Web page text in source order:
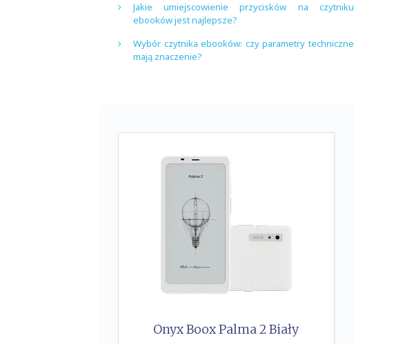
Jakie umiejscowienie przycisków na czytniku
ebooków jest najlepsze?
Wybór czytnika ebooków: czy parametry techniczne
mają znaczenie?
Onyx Boox Palma 2 Biały